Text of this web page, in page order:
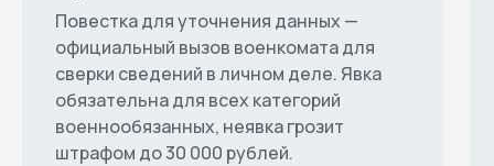
Повестка для уточнения данных —
официальный вызов военкомата для
сверки сведений в личном деле. Явка
обязательна для всех категорий
военнообязанных, неявка грозит
штрафом до 30 000 рублей.